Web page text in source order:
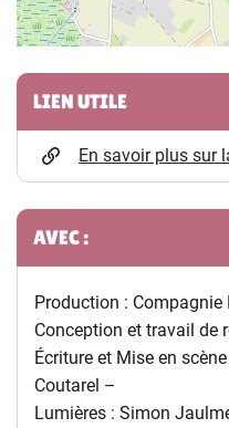
Informations
LIEN UTILE
En savoir plus sur
AVEC :
Production : Compagnie
Conception et travail de
Écriture et Mise en
Coutarel –
Lumières : Simon